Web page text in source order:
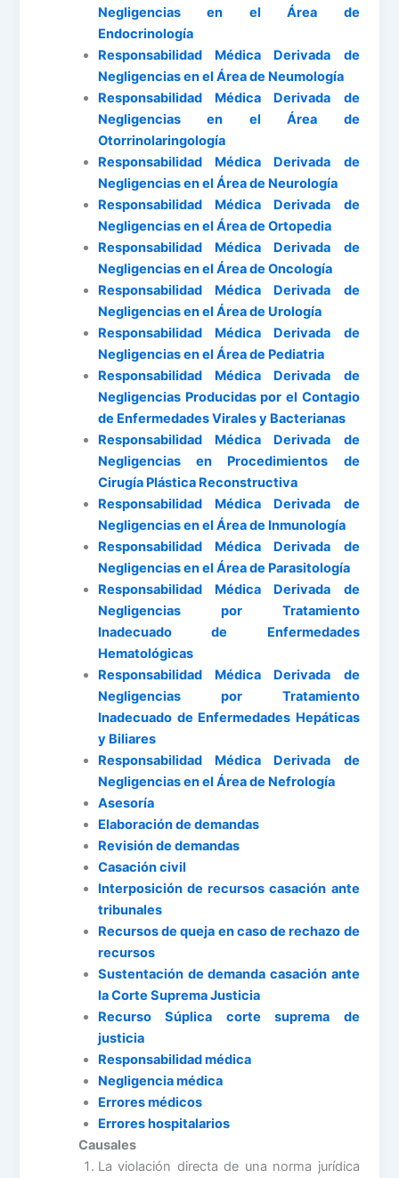
Negligencias en el Área de
Endocrinología
Responsabilidad Médica Derivada de
Negligencias en el Área de Neumología
Responsabilidad Médica Derivada de
Negligencias en el Área de
Otorrinolaringología
Responsabilidad Médica Derivada de
Negligencias en el Área de Neurología
Responsabilidad Médica Derivada de
Negligencias en el Área de Ortopedia
Responsabilidad Médica Derivada de
Negligencias en el Área de Oncología
Responsabilidad Médica Derivada de
Negligencias en el Área de Urología
Responsabilidad Médica Derivada de
Negligencias en el Área de Pediatria
Responsabilidad Médica Derivada de
Negligencias Producidas por el Contagio
de Enfermedades Virales y Bacterianas
Responsabilidad Médica Derivada de
Negligencias en Procedimientos de
Cirugía Plástica Reconstructiva
Responsabilidad Médica Derivada de
Negligencias en el Área de Inmunología
Responsabilidad Médica Derivada de
Negligencias en el Área de Parasitología
Responsabilidad Médica Derivada de
Negligencias por Tratamiento
Inadecuado de Enfermedades
Hematológicas
Responsabilidad Médica Derivada de
Negligencias por Tratamiento
Inadecuado de Enfermedades Hepáticas
y Biliares
Responsabilidad Médica Derivada de
Negligencias en el Área de Nefrología
Asesoría
Elaboración de demandas
Revisión de demandas
Casación civil
Interposición de recursos casación ante
tribunales
Recursos de queja en caso de rechazo de
recursos
Sustentación de demanda casación ante
la Corte Suprema Justicia
Recurso Súplica corte suprema de
justicia
Responsabilidad médica
Negligencia médica
Errores médicos
Errores hospitalarios
Causales
La violación directa de una norma jurídica